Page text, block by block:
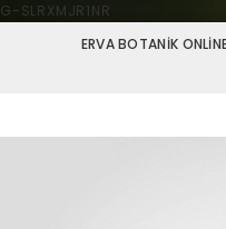
G-SLRXMJR1NR
ERVA BOTANIK